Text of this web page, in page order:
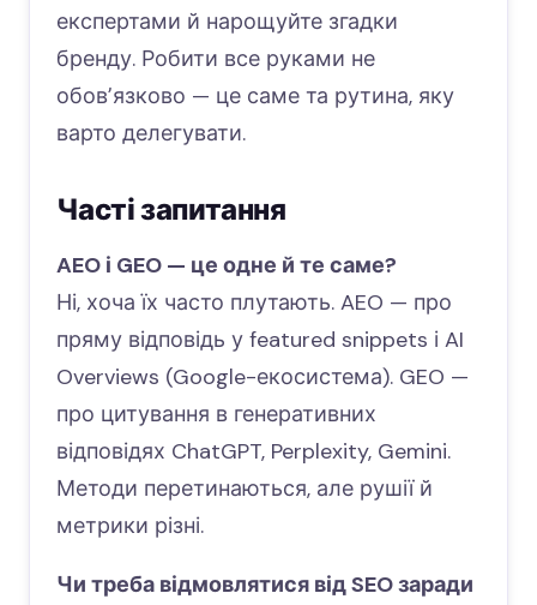
експертами й нарощуйте згадки
бренду. Робити все руками не
обовʼязково — це саме та рутина, яку
варто делегувати.
Часті запитання
AEO і GEO — це одне й те саме?
Ні, хоча їх часто плутають. AEO — про
пряму відповідь у featured snippets і AI
Overviews (Google-екосистема). GEO —
про цитування в генеративних
відповідях ChatGPT, Perplexity, Gemini.
Методи перетинаються, але рушії й
метрики різні.
Чи треба відмовлятися від SEO заради